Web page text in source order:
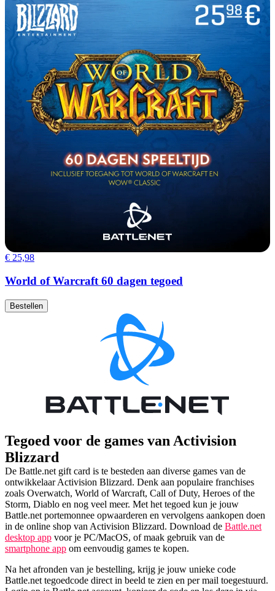
€ 25,98
World of Warcraft 60 dagen tegoed
Bestellen
Tegoed voor de games van Activision
Blizzard
De Battle.net gift card is te besteden aan diverse games van de
ontwikkelaar Activision Blizzard. Denk aan populaire franchises
zoals Overwatch, World of Warcraft, Call of Duty, Heroes of the
Storm, Diablo en nog veel meer. Met het tegoed kun je jouw
Battle.net portemonnee opwaarderen en vervolgens aankopen doen
in de online shop van Activision Blizzard. Download de Battle.net
desktop app voor je PC/MacOS, of maak gebruik van de
smartphone app om eenvoudig games te kopen.
Na het afronden van je bestelling, krijg je jouw unieke code
Battle.net tegoedcode direct in beeld te zien en per mail toegestuurd.